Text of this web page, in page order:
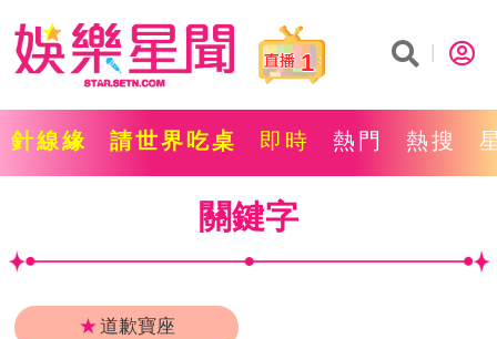
1
針線緣 請世界吃桌 即時 熱門 熱搜
關鍵字
★道歉寶座